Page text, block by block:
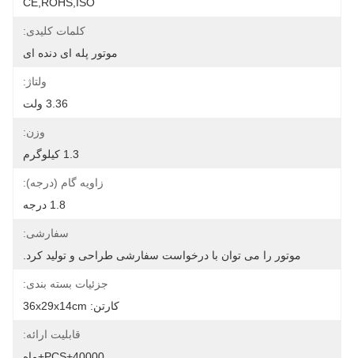
کلمات کلیدی:
موتور پله ای دنده ای
ولتاژ:
3.36 ولت
وزن:
1.3 کیلوگرم
زاویه گام (درجه):
1.8 درجه
سفارشی:
موتور را می توان با درخواست سفارشی طراحی و تولید کرد.
جزئیات بسته بندی:
کارتن: 36x29x14cm
قابلیت ارائه: